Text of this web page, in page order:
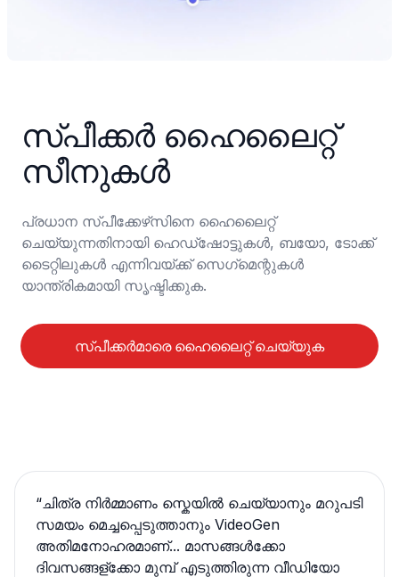
സ്പീക്കർ ഹൈലൈറ്റ്
സീനുകൾ
പ്രധാന സ്പീക്കേഴ്‌സിനെ ഹൈലൈറ്റ്
ചെയ്യുന്നതിനായി ഹെഡ്ഷോട്ടുകള്‍, ബയോ, ടോക്ക്
ടൈറ്റിലുകള്‍ എന്നിവയ്ക്ക് സെഗ്‌മെന്റുകള്‍
യാന്ത്രികമായി സൃഷ്ടിക്കുക.
സ്പീക്കർമാരെ ഹൈലൈറ്റ് ചെയ്യുക
“ചിത്ര നിർമ്മാണം സ്കെയിൽ ചെയ്യാനും മറുപടി
സമയം മെച്ചപ്പെടുത്താനും VideoGen
അതിമനോഹരമാണ്... മാസങ്ങൾക്കോ
ദിവസങ്ങള്ക്കോ മുമ്പ് എടുത്തിരുന്ന വീഡിയോ